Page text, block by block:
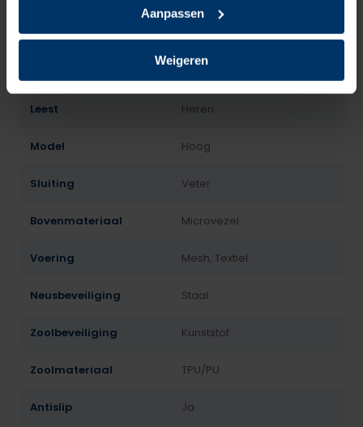
Aanpassen
Weigeren
Merk HKS
S3
Leest Heren
Model Hoog
Sluiting Veter
Bovenmateriaal Microvezel
Voering Mesh, Textiel
Neusbeveiliging Staal
Zoolbeveiliging Kunststof
Zoolmateriaal TPU/PU
Antislip Ja